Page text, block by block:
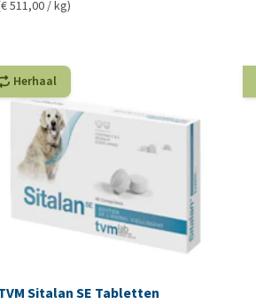
511,00 / kg)
Herhaal
Sitalan SE Tabletten